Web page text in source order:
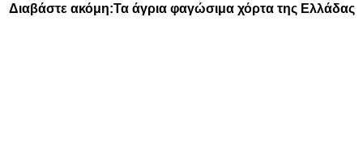
Διαβάστε ακόμη:Τα άγρια φαγώσιμα χόρτα της Ελλάδας